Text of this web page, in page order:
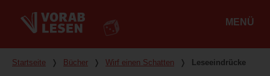
MENÜ
Du bist hier
Startseite ❭ Bücher ❭ Wirf einen Schatten ❭ Leseeindrücke